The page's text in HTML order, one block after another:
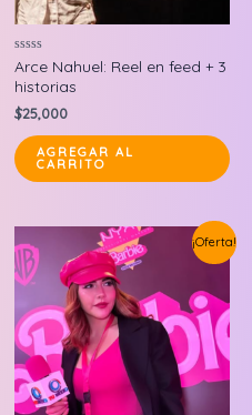
Valorado
en
0
de
5
Arce Nahuel: Reel en feed + 3
historias
$25,000
AGREGAR AL
CARRITO
¡Oferta!